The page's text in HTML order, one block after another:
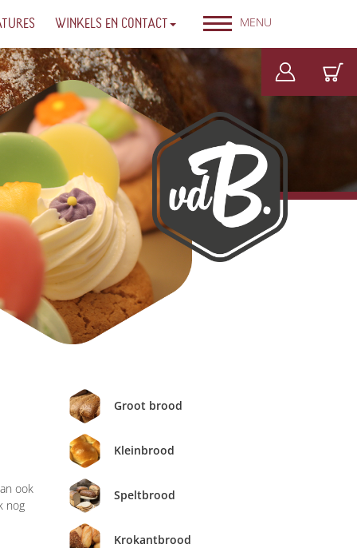
WINKELS EN CONTACT MENU
ook
nog
Groot brood
Kleinbrood
Speltbrood
Krokantbrood